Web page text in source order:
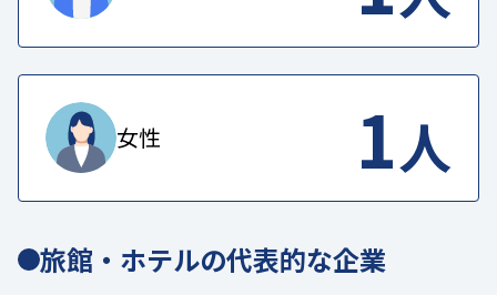
女性 1人
旅館・ホテルの代表的な企業